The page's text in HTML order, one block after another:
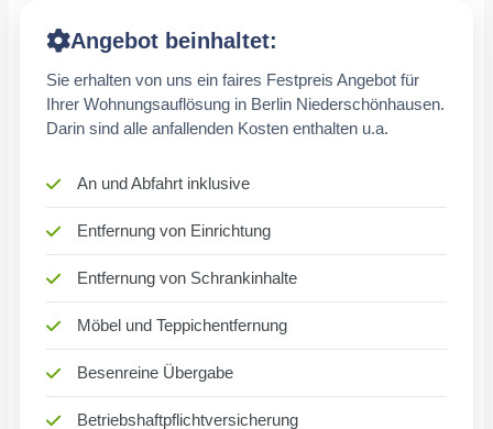
Angebot beinhaltet:
Sie erhalten von uns ein faires Festpreis Angebot für
Ihrer Wohnungsauflösung in Berlin Niederschönhausen.
Darin sind alle anfallenden Kosten enthalten u.a.
An und Abfahrt inklusive
Entfernung von Einrichtung
Entfernung von Schrankinhalte
Möbel und Teppichentfernung
Besenreine Übergabe
Betriebshaftpflichtversicherung